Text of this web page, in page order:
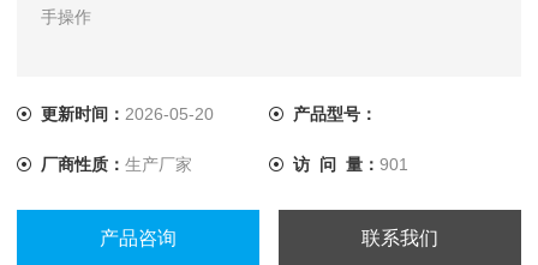
手操作
更新时间： 2026-05-20 产品型号：
厂商性质： 生产厂家 访 问 量： 901
产品咨询 联系我们